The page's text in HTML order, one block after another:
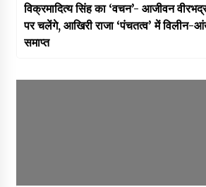
विक्रमादित्य सिंह का ‘वचन’- आजीवन
पर चलेंगे, आखिरी राजा ‘पंचतत्व’ में विलीन-
समाप्त